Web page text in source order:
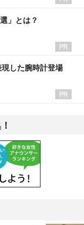
」とは？
した腕時計登場